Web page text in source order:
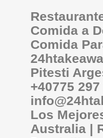
Comida a
Comida
Pitesti
+40775
Los
Australia |